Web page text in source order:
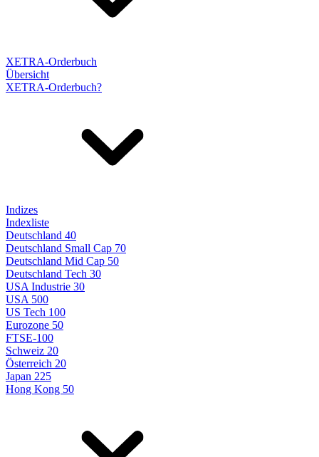
XETRA-Orderbuch
Übersicht
XETRA-Orderbuch?
Indizes
Indexliste
Deutschland 40
Deutschland Small Cap 70
Deutschland Mid Cap 50
Deutschland Tech 30
USA Industrie 30
USA 500
US Tech 100
Eurozone 50
FTSE-100
Schweiz 20
Österreich 20
Japan 225
Hong Kong 50